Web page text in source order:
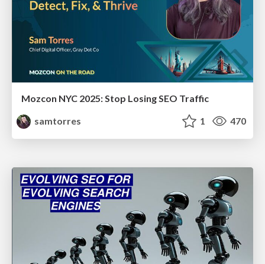
Mozcon NYC 2025: Stop Losing SEO Traffic
samtorres
1 470